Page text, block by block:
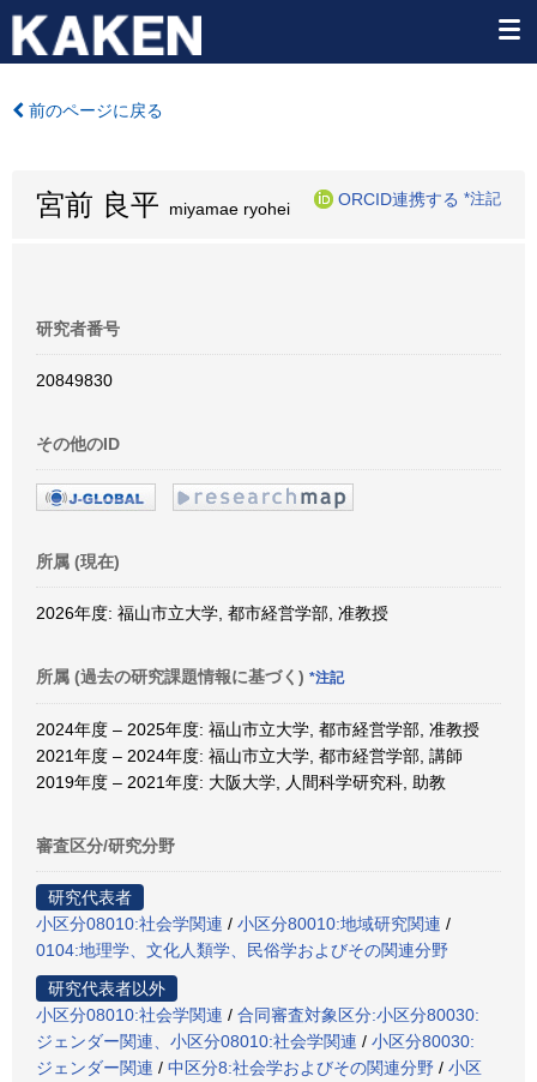
前のページに戻る
宮前 良平 miyamae ryohei
ORCID連携する *注記
研究者番号
20849830
その他のID
所属 (現在)
2026年度: 福山市立大学, 都市経営学部, 准教授
所属 (過去の研究課題情報に基づく) *注記
2024年度 – 2025年度: 福山市立大学, 都市経営学部, 准教授
2021年度 – 2024年度: 福山市立大学, 都市経営学部, 講師
2019年度 – 2021年度: 大阪大学, 人間科学研究科, 助教
審査区分/研究分野
研究代表者
小区分08010:社会学関連 / 小区分80010:地域研究関連 /
0104:地理学、文化人類学、民俗学およびその関連分野
研究代表者以外
小区分08010:社会学関連 / 合同審査対象区分:小区分80030:
ジェンダー関連、小区分08010:社会学関連 / 小区分80030:
ジェンダー関連 / 中区分8:社会学およびその関連分野 / 小区